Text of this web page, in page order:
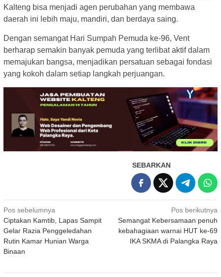
Kalteng bisa menjadi agen perubahan yang membawa
daerah ini lebih maju, mandiri, dan berdaya saing.
Dengan semangat Hari Sumpah Pemuda ke-96, Vent
berharap semakin banyak pemuda yang terlibat aktif dalam
memajukan bangsa, menjadikan persatuan sebagai fondasi
yang kokoh dalam setiap langkah perjuangan.
SEBARKAN
Navigasi
pos
Pos sebelumnya
Ciptakan Kamtib, Lapas Sampit
Gelar Razia Penggeledahan
Rutin Kamar Hunian Warga
Binaan
Pos berikutnya
Semangat Kebersamaan penuh
kebahagiaan warnai HUT ke-69
IKA SKMA di Palangka Raya